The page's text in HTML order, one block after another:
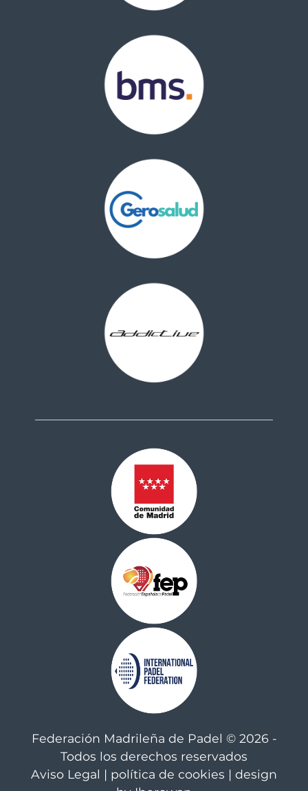
Federación Madrileña de Padel © 2026 -
Todos los derechos reservados
Aviso Legal | política de cookies | design